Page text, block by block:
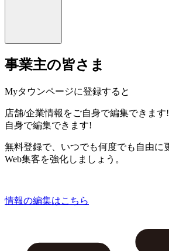
事業主の皆さま
Myタウンページに登録すると
店舗/企業情報をご自身で編集できます!
自身で編集できます!
無料登録で、いつでも何度でも自由に
Web集客を強化しましょう。
情報の編集はこちら